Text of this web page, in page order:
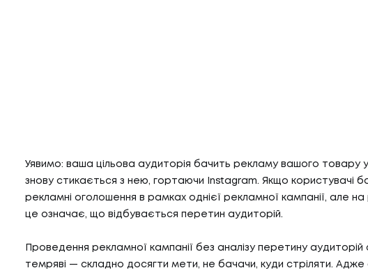
Уявимо: ваша цільова аудиторія бачить рекламу вашого товару
знову стикається з нею, гортаючи Instagram. Якщо користувачі
рекламні оголошення в рамках однієї рекламної кампанії, але на
це означає, що відбувається перетин аудиторій.
Проведення рекламної кампанії без аналізу перетину аудиторій
темряві — складно досягти мети, не бачачи, куди стріляти. Адже